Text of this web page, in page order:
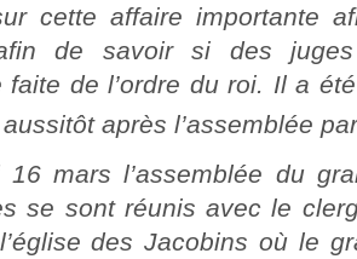
cette affaire importante
de savoir si des
faite de l’ordre du roi. Il a
après l’assemblée
mars l’assemblée du
se sont réunis avec le
des Jacobins où le